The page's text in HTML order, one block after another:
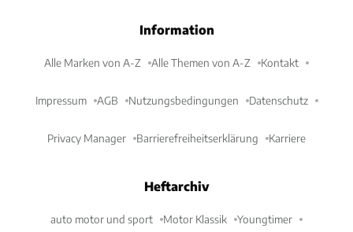
Information
Alle Marken von A-Z Alle Themen von A-Z Kontakt
Impressum AGB Nutzungsbedingungen Datenschutz
Privacy Manager Barrierefreiheitserklärung Karriere
Heftarchiv
auto motor und sport Motor Klassik Youngtimer